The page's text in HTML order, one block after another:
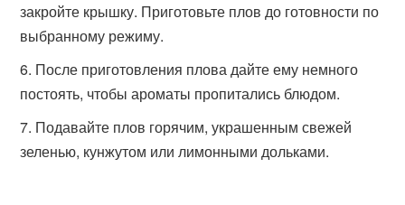
закройте крышку. Приготовьте плов до готовности по
выбранному режиму.
После приготовления плова дайте ему немного
постоять, чтобы ароматы пропитались блюдом.
Подавайте плов горячим, украшенным свежей
зеленью, кунжутом или лимонными дольками.